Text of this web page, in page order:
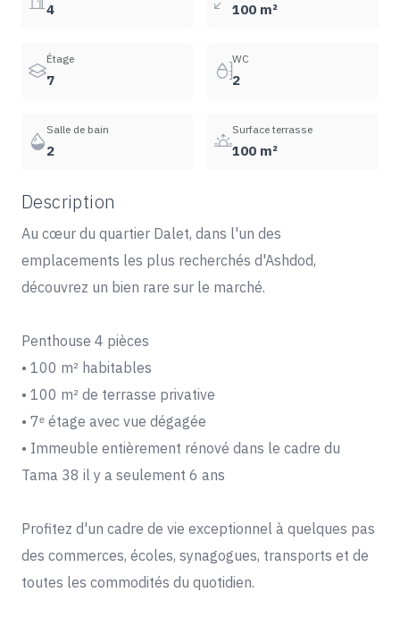
4 100 m²
Étage
7
WC
2
Salle de bain
2
Surface terrasse
100 m²
Description
Au cœur du quartier Dalet, dans l'un des
emplacements les plus recherchés d'Ashdod,
découvrez un bien rare sur le marché.
Penthouse 4 pièces
• 100 m² habitables
• 100 m² de terrasse privative
• 7ᵉ étage avec vue dégagée
• Immeuble entièrement rénové dans le cadre du
Tama 38 il y a seulement 6 ans
Profitez d'un cadre de vie exceptionnel à quelques pas
des commerces, écoles, synagogues, transports et de
toutes les commodités du quotidien.